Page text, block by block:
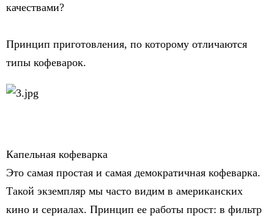
качествами?
Принцип приготовления, по которому отличаются
типы кофеварок.
Капельная кофеварка
Это самая простая и самая демократичная кофеварка.
Такой экземпляр мы часто видим в американских
кино и сериалах. Принцип ее работы прост: в фильтр